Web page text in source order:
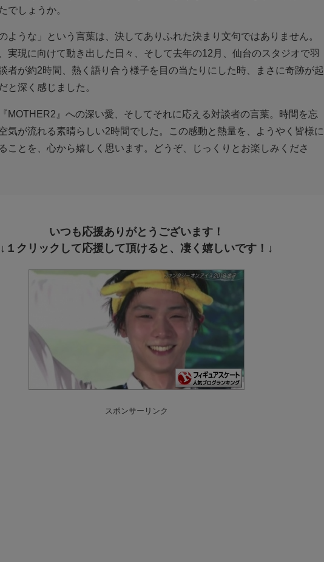
でしょうか。
ような」という言葉は、決してありふれた決まり文句ではありません。
実現に向けて動き出した日々、そして去年の12月、仙台のスタジオで羽
者が約2時間、熱く語り合う様子を目の当たりにした時、まさに奇跡が起
と深く感じました。
MOTHER2』への深い愛、そしてそれに応える対談者の言葉。時間を忘
気が流れる素晴らしい2時間でした。この感動と熱量を、ようやく皆様に
ことを、心から嬉しく思います。どうぞ、じっくりとお楽しみくださ
いつも応援ありがとうございます！
↓１クリックして応援して頂けると、凄く嬉しいです！↓
スポンサーリンク